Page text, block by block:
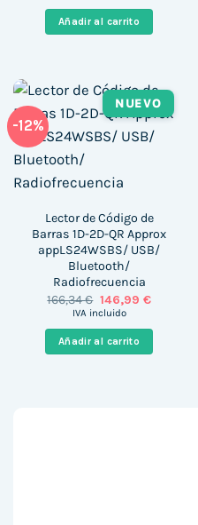
era:
637,00 €.
es:
350,00 €.
Añadir al carrito
-12%
NUEVO
Lector de Código de
Barras 1D-2D-QR Approx
appLS24WSBS/ USB/
Bluetooth/
Radiofrecuencia
166,34€ El
precio
era:
166,34 €.
146,99 €El
es:
146,99 €.
IVA incluido
Añadir al carrito